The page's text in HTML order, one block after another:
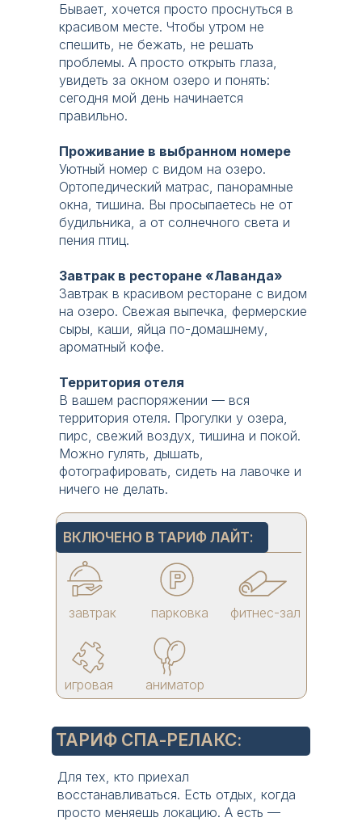
камин
электрич.
2 места
фен электрокарнизы
чай | кофе
халаты
косметика
гладильная
доска и утюг
сейф
диагональ
55"
на озеро
аниматор
игровая
фитнес-зал
парковка
завтрак
ВКЛЮЧЕНО В ТАРИФ ЛАЙТ:
тариф Лайт включает проживание и
завтрак без посещения спа-комплекса
ПРЕИМУЩЕСТВА ТАРИФА
тариф СПА-релакс включает проживание,
завтрак и главное - безлимитный доступ к
СПА-комплексу
Номер — это только начало.
Настоящая магия происходит, когда
выходишь за его пределы и
попадаешь в наш СПА-комплекс.
Один день в «СПА-Провинции» — это
не просто смена обстановки. Это
глубокая перезагрузка, после которой
ЗАБРОНИРОВАТЬ
ТАРИФ СПА-РЕЛАКС:
Бывает, хочется просто проснуться в
красивом месте. Чтобы утром не
спешить, не бежать, не решать
проблемы. А просто открыть глаза,
увидеть за окном озеро и понять:
сегодня мой день начинается
правильно.
Проживание в выбранном номере
Уютный номер с видом на озеро.
Ортопедический матрас, панорамные
окна, тишина. Вы просыпаетесь не от
будильника, а от солнечного света и
пения птиц.
Завтрак в ресторане «Лаванда»
Завтрак в красивом ресторане с видом
на озеро. Свежая выпечка, фермерские
сыры, каши, яйца по-домашнему,
ароматный кофе.
Территория отеля
В вашем распоряжении — вся
территория отеля. Прогулки у озера,
пирс, свежий воздух, тишина и покой.
Можно гулять, дышать,
фотографировать, сидеть на лавочке и
ничего не делать.
Для тех, кто приехал
восстанавливаться. Есть отдых, когда
просто меняешь локацию. А есть —
аниматор
игровая
фитнес-зал
парковка
завтрак
ВКЛЮЧЕНО В ТАРИФ ЛАЙТ: